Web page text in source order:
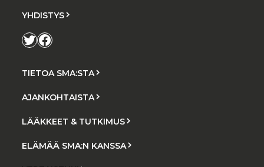
YHDISTYS
TwitterFacebook
TIETOA SMA:STA
AJANKOHTAISTA
LÄÄKKEET & TUTKIMUS
ELÄMÄÄ SMA:N KANSSA